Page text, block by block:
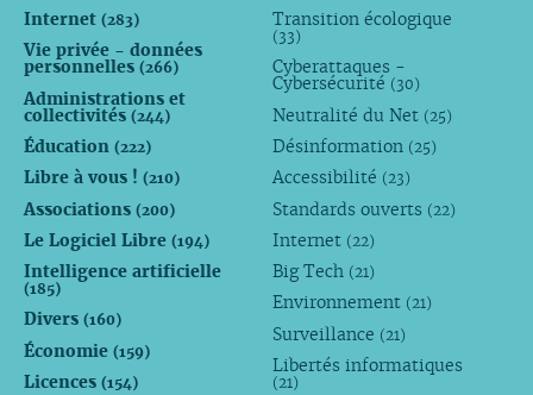
Internet (283)
Vie privée - données
personnelles (266)
Administrations et
collectivités (244)
Éducation (222)
Libre à vous ! (210)
Associations (200)
Le Logiciel Libre (194)
Intelligence artificielle
(185)
Divers (160)
Économie (159)
Licences (154)
Transition écologique
(33)
Cyberattaques -
Cybersécurité (30)
Neutralité du Net (25)
Désinformation (25)
Accessibilité (23)
Standards ouverts (22)
Internet (22)
Big Tech (21)
Environnement (21)
Surveillance (21)
Libertés informatiques
(21)